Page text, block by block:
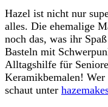
Hazel ist nicht nur
alles. Die ehemalige
noch das, was ihr
Basteln mit
Alltagshilfe für
Keramikbemalen! Wer
schaut unter